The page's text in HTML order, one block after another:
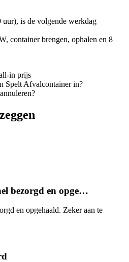
uur), is de volgende werkdag
container brengen, ophalen en 8
in prijs
Spelt Afvalcontainer in?
bezorgd en opge…
en opgehaald. Zeker aan te